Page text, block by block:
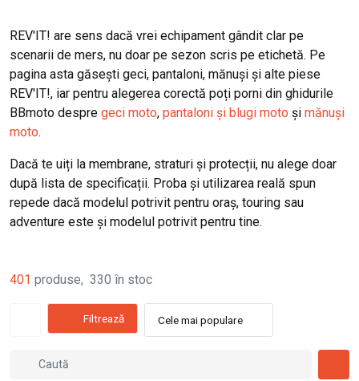
REV'IT! are sens dacă vrei echipament gândit clar pe
scenarii de mers, nu doar pe sezon scris pe etichetă. Pe
pagina asta găsești geci, pantaloni, mănuși și alte piese
REV'IT!, iar pentru alegerea corectă poți porni din ghidurile
BBmoto despre geci moto, pantaloni și blugi moto și mănuși
moto.
Dacă te uiți la membrane, straturi și protecții, nu alege doar
după lista de specificații. Proba și utilizarea reală spun
repede dacă modelul potrivit pentru oraș, touring sau
adventure este și modelul potrivit pentru tine.
401 produse, 330 în stoc
Filtrează Cele mai populare